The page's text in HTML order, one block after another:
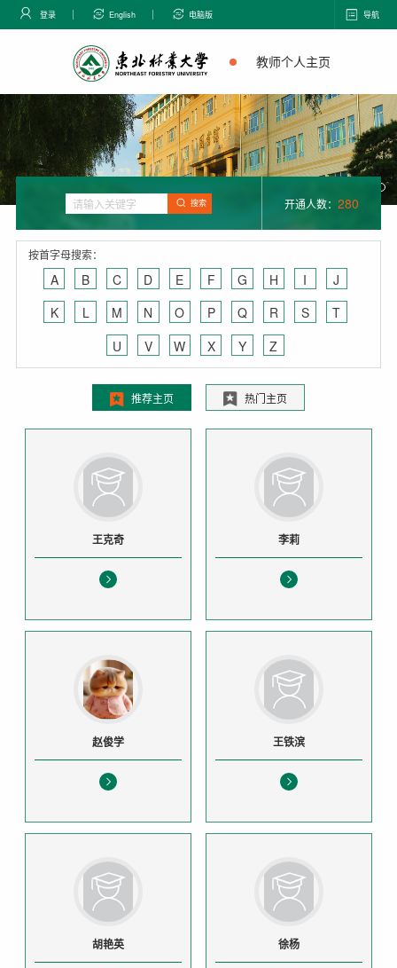
登录 English 电脑版 导航
教师个人主页
搜索 开通人数： 280
按首字母搜索：
A B C D E F G H I
J
K
L M N O P Q R S
T
U
V W X Y Z
推荐主页 热门主页
王克奇 李莉
赵俊学 王铁滨
胡艳英 徐杨